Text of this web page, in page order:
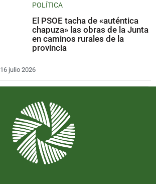
POLÍTICA
El PSOE tacha de «auténtica
chapuza» las obras de la Junta
en caminos rurales de la
provincia
16 julio 2026